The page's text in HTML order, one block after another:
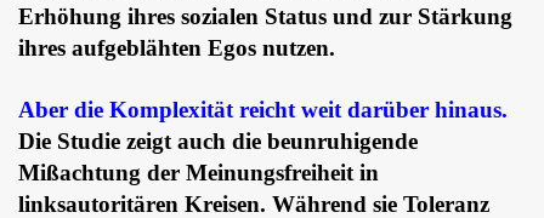
Erhöhung ihres sozialen Status und zur Stärkung
ihres aufgeblähten Egos nutzen.
Aber die Komplexität reicht weit darüber hinaus.
Die Studie zeigt auch die beunruhigende
Mißachtung der Meinungsfreiheit in
linksautoritären Kreisen. Während sie Toleranz